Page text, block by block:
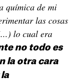
química de mi
las cosas
lo cual era
no todo es
la otra cara